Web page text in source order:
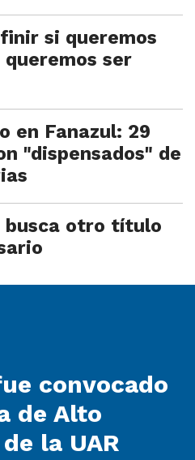
si queremos
ser
en Fanazul: 29
"dispensados" de
busca otro título
convocado
de Alto
la UAR